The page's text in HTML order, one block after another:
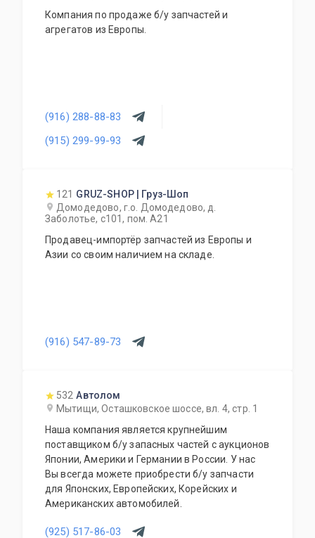
Компания по продаже б/у запчастей и
агрегатов из Европы.
(916) 288-88-83
(915) 299-99-93
121 GRUZ-SHOP | Груз-Шоп
Домодедово, г.о. Домодедово, д.
Заболотье, с101, пом. А21
Продавец-импортёр запчастей из Европы и
Азии со своим наличием на складе.
(916) 547-89-73
532 Автолом
Мытищи, Осташковское шоссе, вл. 4, стр. 1
Наша компания является крупнейшим
поставщиком б/у запасных частей с аукционов
Японии, Америки и Германии в России. У нас
Вы всегда можете приобрести б/у запчасти
для Японских, Европейских, Корейских и
Американских автомобилей.
(925) 517-86-03